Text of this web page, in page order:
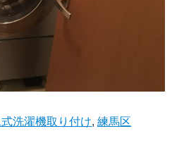
式洗濯機取り付け,練馬区